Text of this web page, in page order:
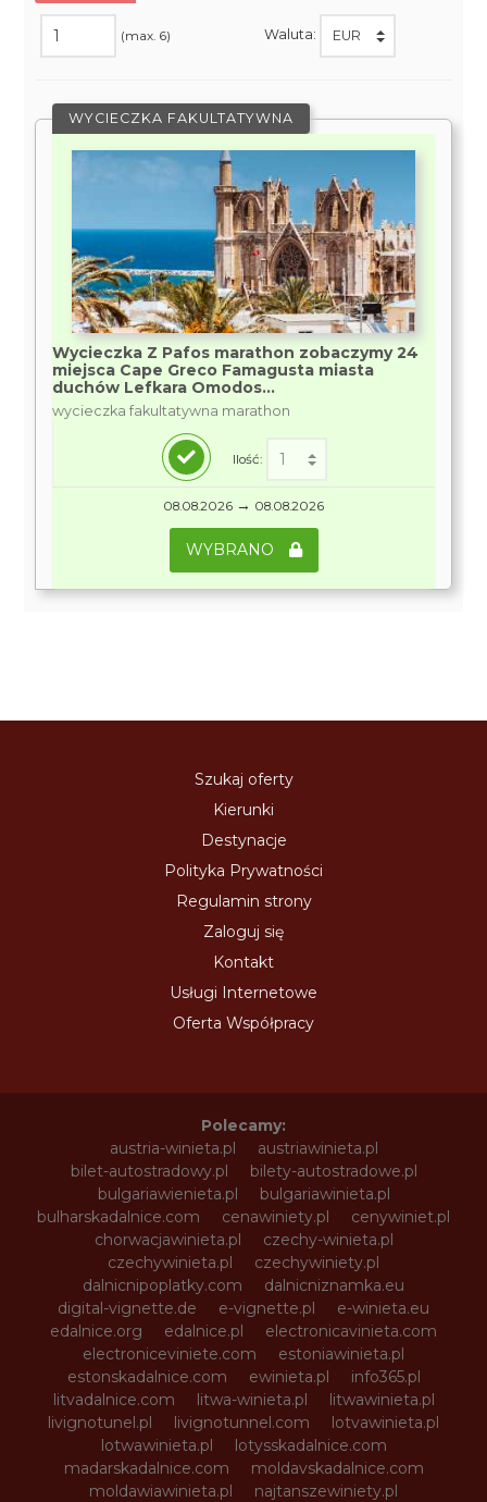
(max. 6) Waluta:
WYCIECZKA FAKULTATYWNA
Wycieczka Z Pafos marathon zobaczymy 24
miejsca Cape Greco Famagusta miasta
duchów Lefkara Omodos...
wycieczka fakultatywna marathon
Ilość:
08.08.2026 → 08.08.2026
WYBRANO
Szukaj oferty
Kierunki
Destynacje
Polityka Prywatności
Regulamin strony
Zaloguj się
Kontakt
Usługi Internetowe
Oferta Współpracy
Polecamy:
austria-winieta.pl
austriawinieta.pl
bilet-autostradowy.pl
bilety-autostradowe.pl
bulgariawienieta.pl
bulgariawinieta.pl
bulharskadalnice.com
cenawiniety.pl
cenywiniet.pl
chorwacjawinieta.pl
czechy-winieta.pl
czechywinieta.pl
czechywiniety.pl
dalnicnipoplatky.com
dalnicniznamka.eu
digital-vignette.de
e-vignette.pl
e-winieta.eu
edalnice.org
edalnice.pl
electronicavinieta.com
electroniceviniete.com
estoniawinieta.pl
estonskadalnice.com
ewinieta.pl
info365.pl
litvadalnice.com
litwa-winieta.pl
litwawinieta.pl
livignotunel.pl
livignotunnel.com
lotvawinieta.pl
lotwawinieta.pl
lotysskadalnice.com
madarskadalnice.com
moldavskadalnice.com
moldawiawinieta.pl
najtanszewiniety.pl